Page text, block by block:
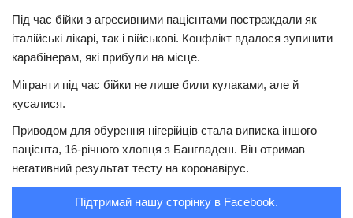
Кримінал
Трагедії
Курйози
Суспільство
Шоу-біз
Під час бійки з агресивними пацієнтами постраждали як
італійські лікарі, так і військові. Конфлікт вдалося зупинити
карабінерам, які прибули на місце.
Мігранти під час бійки не лише били кулаками, але й
кусалися.
Приводом для обурення нігерійців стала виписка іншого
пацієнта, 16-річного хлопця з Бангладеш. Він отримав
негативний результат тесту на коронавірус.
Підтримай нашу сторінку в Facebook.